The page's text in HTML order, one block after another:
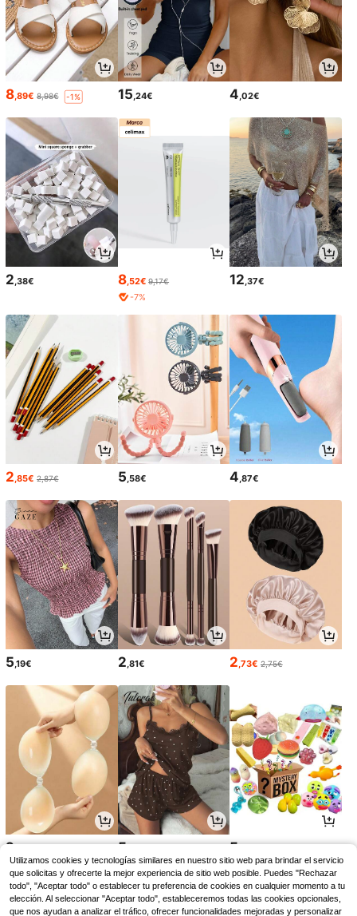
8,89€ 8,98€ -1% 15,24€ 4,02€
2,38€ 8,52€ 9,17€
-7%
12,37€
2,85€ 2,87€ 5,58€ 4,87€
5,19€ 2,81€ 2,73€ 2,75€
2 5 5
Utilizamos cookies y tecnologías similares en nuestro sitio web para brindar el servicio
que solicitas y ofrecerte la mejor experiencia de sitio web posible. Puedes "Rechazar
todo", "Aceptar todo" o establecer tu preferencia de cookies en cualquier momento a tu
elección. Al seleccionar "Aceptar todo", estableceremos todas las cookies opcionales,
que nos ayudan a analizar el tráfico, ofrecer funcionalidades mejoradas y personalizar